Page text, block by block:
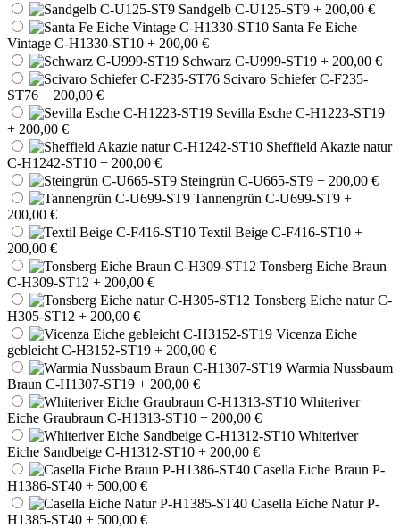
Sandgelb C-U125-ST9 + 200,00 €
Santa Fe Eiche
Vintage C-H1330-ST10 + 200,00 €
Schwarz C-U999-ST19 + 200,00 €
Scivaro Schiefer C-F235-
ST76 + 200,00 €
Sevilla Esche C-H1223-ST19
+ 200,00 €
Sheffield Akazie natur
C-H1242-ST10 + 200,00 €
Steingrün C-U665-ST9 + 200,00 €
Tannengrün C-U699-ST9 +
200,00 €
Textil Beige C-F416-ST10 +
200,00 €
Tonsberg Eiche Braun
C-H309-ST12 + 200,00 €
Tonsberg Eiche natur C-
H305-ST12 + 200,00 €
Vicenza Eiche
gebleicht C-H3152-ST19 + 200,00 €
Warmia Nussbaum
Braun C-H1307-ST19 + 200,00 €
Whiteriver
Eiche Graubraun C-H1313-ST10 + 200,00 €
Whiteriver
Eiche Sandbeige C-H1312-ST10 + 200,00 €
Casella Eiche Braun P-
H1386-ST40 + 500,00 €
Casella Eiche Natur P-
H1385-ST40 + 500,00 €